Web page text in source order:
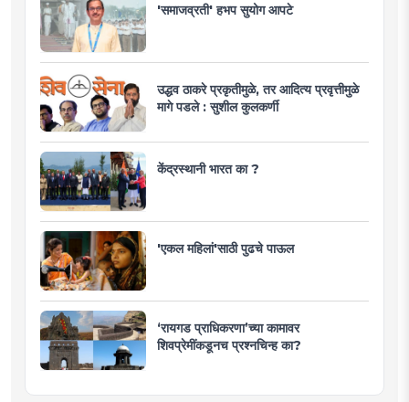
'समाजव्रती' हभप सुयोग आपटे
उद्धव ठाकरे प्रकृतीमुळे, तर आदित्य प्रवृत्तीमुळे
मागे पडले : सुशील कुलकर्णी
केंद्रस्थानी भारत का ?
'एकल महिलां'साठी पुढचे पाऊल
‘रायगड प्राधिकरणा’च्या कामावर
शिवप्रेमींकडूनच प्रश्नचिन्ह का?